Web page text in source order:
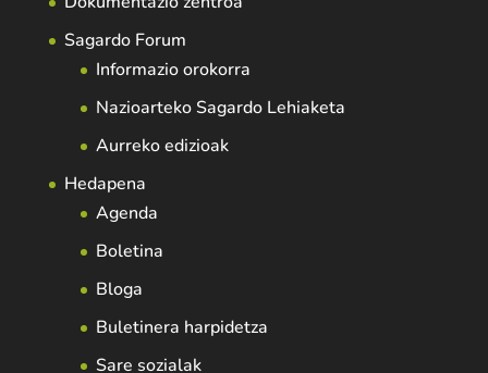
Sagardo Forum
Informazio orokorra
Nazioarteko Sagardo Lehiaketa
Aurreko edizioak
Hedapena
Agenda
Boletina
Bloga
Buletinera harpidetza
Sare sozialak